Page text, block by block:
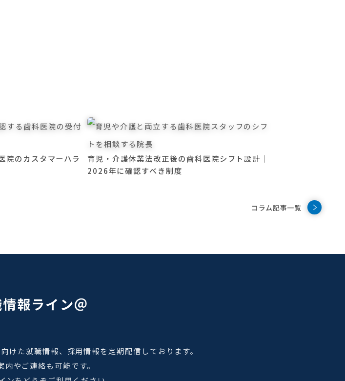
のカスタマーハラ
育児・介護休業法改正後の歯科医院シフト設計｜
2026年に確認すべき制度
コラム記事一覧
報ライン＠
けた就職情報、採用情報を定期配信しております。
内やご連絡も可能です。